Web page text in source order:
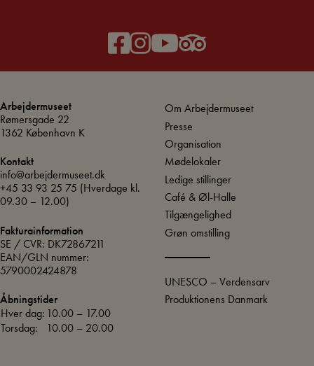
Arbejdermuseet
Rømersgade 22
1362 København K
Kontakt
info@arbejdermuseet.dk
+45 33 93 25 75 (Hverdage kl.
09.30 – 12.00)
Fakturainformation
SE / CVR: DK72867211
EAN/GLN nummer:
5790002424878
Åbningstider
Hver dag: 10.00 – 17.00
Torsdag:
10.00 – 20.00
Om Arbejdermuseet
Presse
Organisation
Mødelokaler
Ledige stillinger
Café & Øl-Halle
Tilgængelighed
Grøn omstilling
UNESCO – Verdensarv
Produktionens Danmark